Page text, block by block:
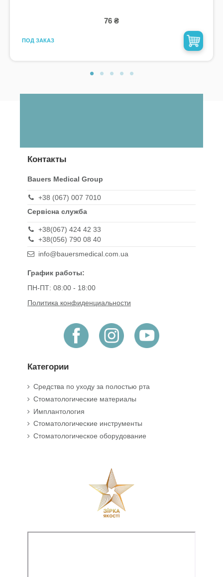
76 ₴
ПОД ЗАКАЗ
Контакты
Bauers Medical Group
+38 (067) 007 7010
Сервісна служба
+38(067) 424 42 33
+38(056) 790 08 40
info@bauersmedical.com.ua
График работы:
ПН-ПТ: 08:00 - 18:00
Политика конфиденциальности
Категории
Средства по уходу за полостью рта
Стоматологические материалы
Имплантология
Стоматологические инструменты
Стоматологическое оборудование